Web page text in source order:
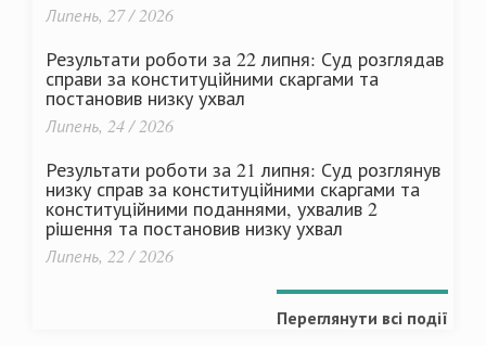
Липень, 27 / 2026
Результати роботи за 22 липня: Суд розглядав
справи за конституційними скаргами та
постановив низку ухвал
Липень, 24 / 2026
Результати роботи за 21 липня: Суд розглянув
низку справ за конституційними скаргами та
конституційними поданнями, ухвалив 2
рішення та постановив низку ухвал
Липень, 22 / 2026
Переглянути всі події